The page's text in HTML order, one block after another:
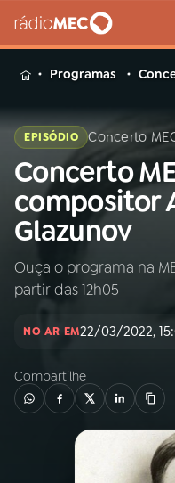
MENU
Buscar
na
Rádio
MEC
Início
INÍCIO
02A RÁDIO
PROGRAMAÇÃO
Programas
EPISÓDIO Concerto
Concerto
compositor
Glazunov
Ouça o programa na
partir das 12h05
NO AR EM22/03/2022,
Compartilhe